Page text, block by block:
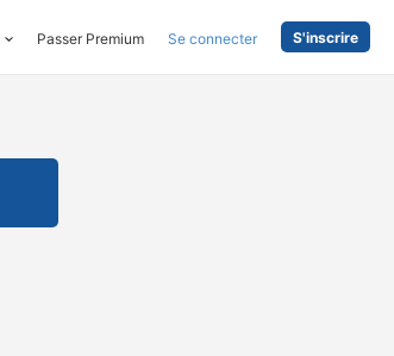
Passer Premium Se connecter S'inscrire